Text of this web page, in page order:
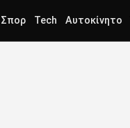
Σπορ Tech Αυτοκίνητο